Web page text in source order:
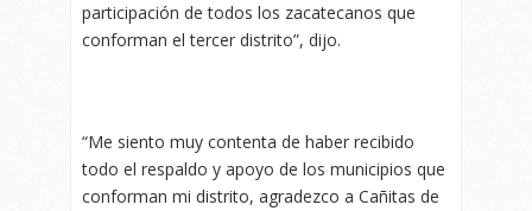
participación de todos los zacatecanos que
conforman el tercer distrito”, dijo.
“Me siento muy contenta de haber recibido
todo el respaldo y apoyo de los municipios que
conforman mi distrito, agradezco a Cañitas de